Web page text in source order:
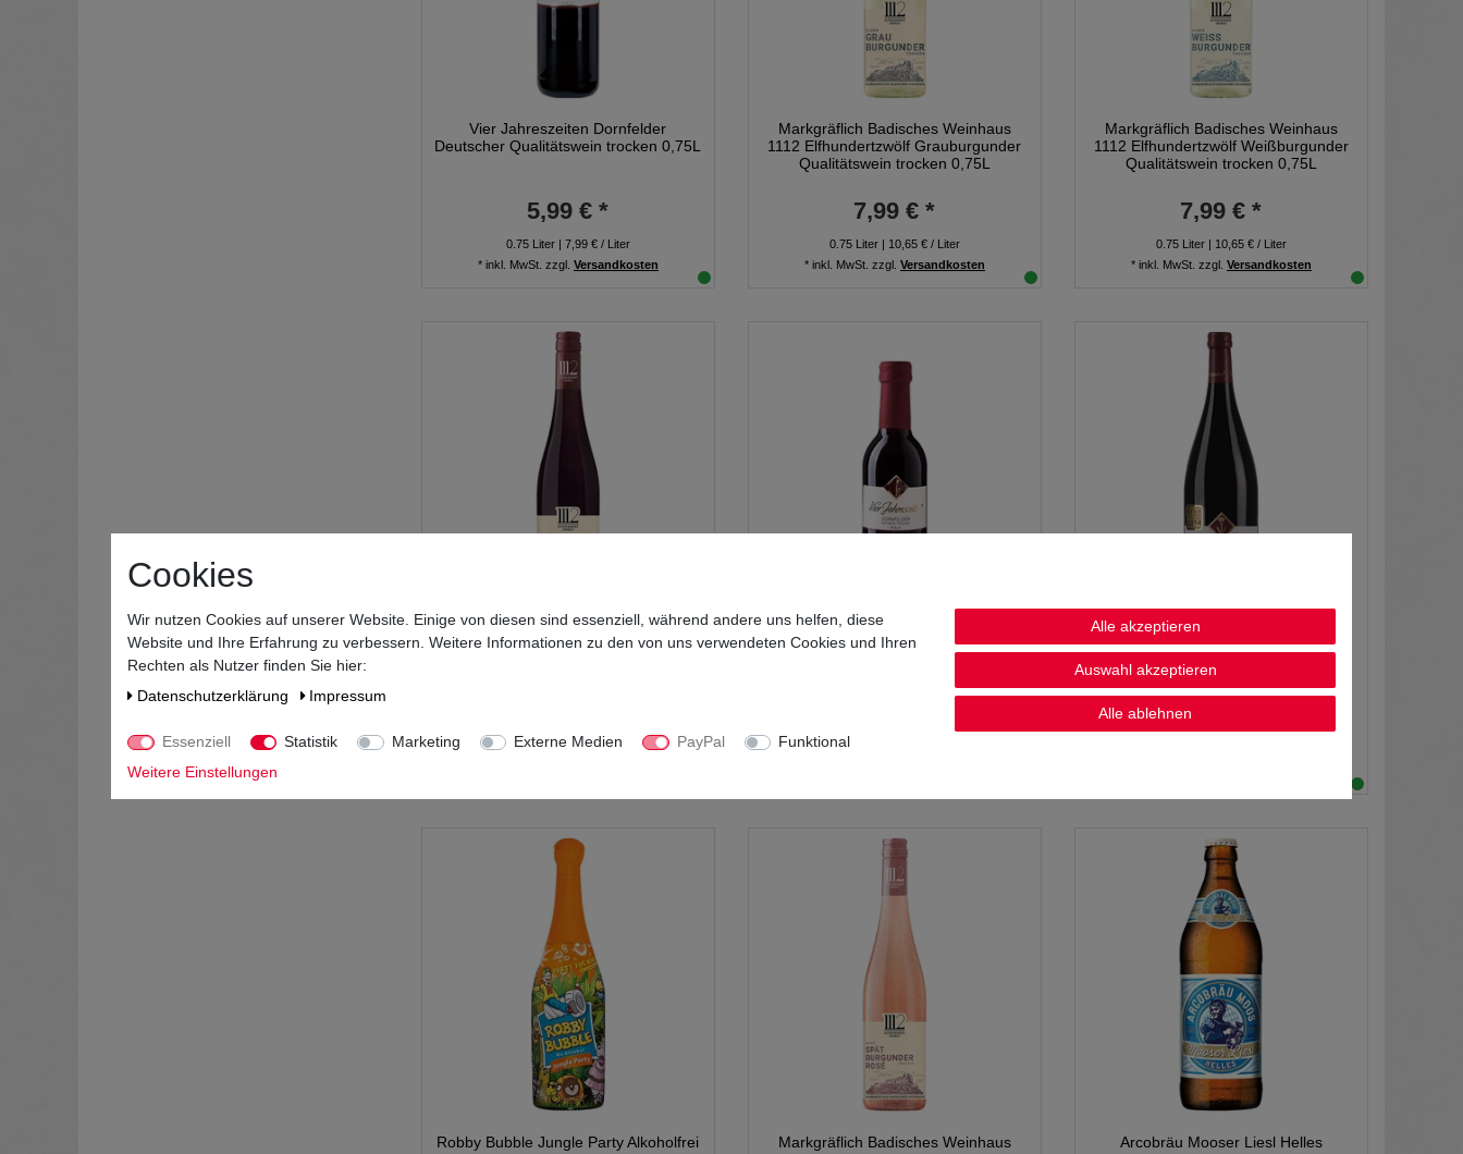
Vier Jahreszeiten Dornfelder
Deutscher Qualitätswein trocken 0,75L
5,99 € *
0.75Liter| 7,99 € / Liter
* inkl. MwSt. zzgl. Versandkosten
Markgräflich Badisches Weinhaus
1112 Elfhundertzwölf Grauburgunder
Qualitätswein trocken 0,75L
7,99 € *
0.75Liter| 10,65 € / Liter
* inkl. MwSt. zzgl. Versandkosten
Markgräflich Badisches Weinhaus
1112 Elfhundertzwölf Weißburgunder
Qualitätswein trocken 0,75L
7,99 € *
0.75Liter| 10,65 € / Liter
* inkl. MwSt. zzgl. Versandkosten
Markgräflich Badisches Weinhaus
1112 Elfhundertzwölf Spätburgunder
0.75Liter| 10,65 € / Liter
Vier Jahreszeiten Dornfelder
Deutscher Qualitätswein trocken
6Liter
Vier Jahreszeiten Dornfelder
Deutscher Qualitätswein trocken 1,0L
5,99 € *
Robby Bubble Jungle Party Alkoholfrei
Markgräflich Badisches Weinhaus
Arcobräu Mooser Liesl Helles
Cookies
Wir nutzen Cookies auf unserer Website. Einige von diesen sind essenziell, während andere uns helfen, diese
Website und Ihre Erfahrung zu verbessern. Weitere Informationen zu den von uns verwendeten Cookies und Ihren
Rechten als Nutzer finden Sie hier:
Daten­schutz­erklärung
Impressum
Essenziell Statistik Marketing Externe Medien PayPal
Funktional
Weitere Einstellungen
Alle akzeptieren
Auswahl akzeptieren
Alle ablehnen